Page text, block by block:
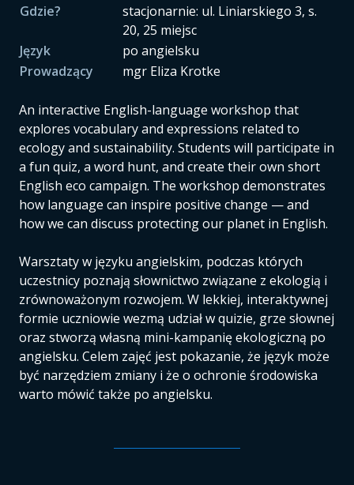
Gdzie?
stacjonarnie: ul. Liniarskiego 3, s.
20, 25 miejsc
Język
po angielsku
Prowadzący
mgr Eliza Krotke
An interactive English-language workshop that
explores vocabulary and expressions related to
ecology and sustainability. Students will participate in
a fun quiz, a word hunt, and create their own short
English eco campaign. The workshop demonstrates
how language can inspire positive change — and
how we can discuss protecting our planet in English.
Warsztaty w języku angielskim, podczas których
uczestnicy poznają słownictwo związane z ekologią i
zrównoważonym rozwojem. W lekkiej, interaktywnej
formie uczniowie wezmą udział w quizie, grze słownej
oraz stworzą własną mini-kampanię ekologiczną po
angielsku. Celem zajęć jest pokazanie, że język może
być narzędziem zmiany i że o ochronie środowiska
warto mówić także po angielsku.